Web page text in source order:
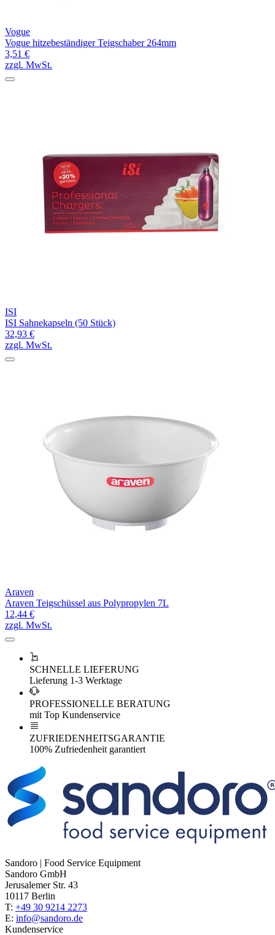
Vogue
Vogue hitzebeständiger Teigschaber 264mm
3,51 €
zzgl. MwSt.
ISI
ISI Sahnekapseln (50 Stück)
32,93 €
zzgl. MwSt.
Araven
Araven Teigschüssel aus Polypropylen 7L
12,44 €
zzgl. MwSt.
SCHNELLE LIEFERUNG
Lieferung 1-3 Werktage
PROFESSIONELLE BERATUNG
mit Top Kundenservice
ZUFRIEDENHEITSGARANTIE
100% Zufriedenheit garantiert
Sandoro | Food Service Equipment
Sandoro GmbH
Jerusalemer Str. 43
10117 Berlin
T: +49 30 9214 2273
E: info@sandoro.de
Kundenservice